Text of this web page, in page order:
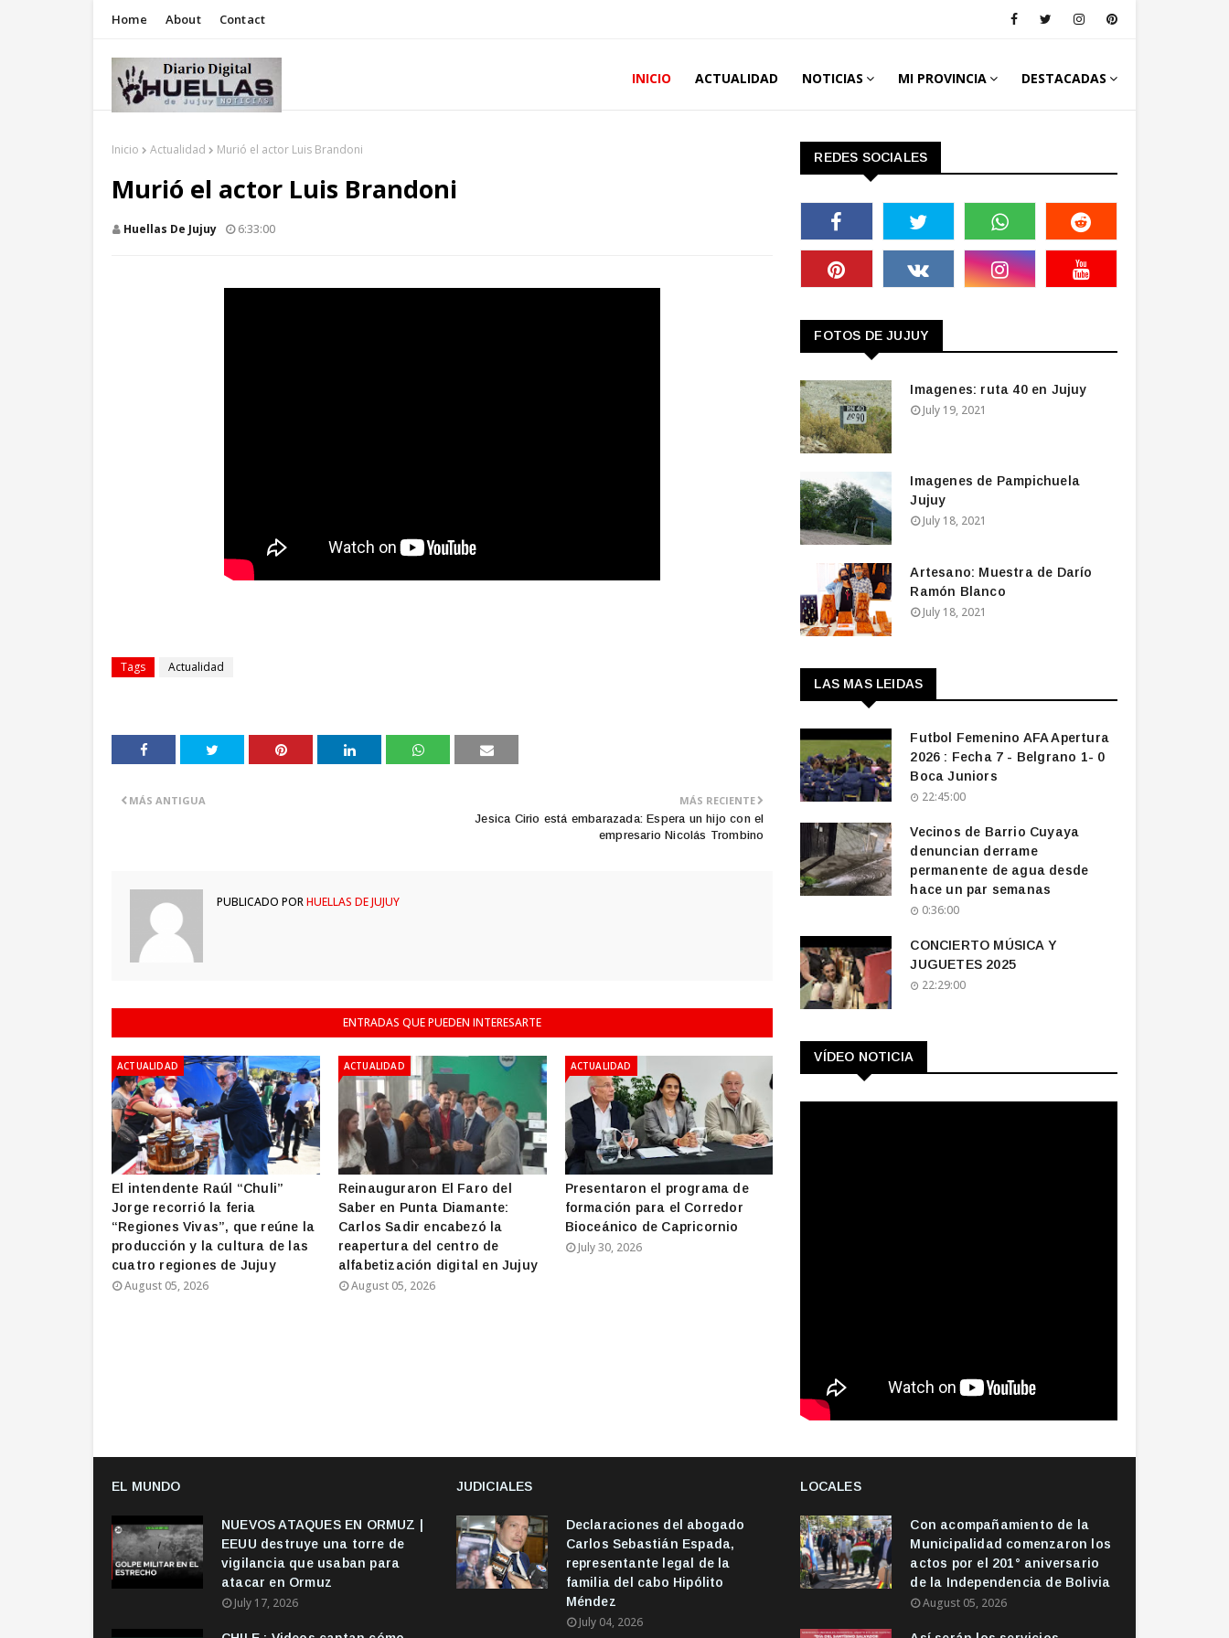
Home About Contact
INICIO ACTUALIDAD NOTICIAS MI PROVINCIA DESTACADAS
Inicio Actualidad Murió el actor Luis Brandoni
Murió el actor Luis Brandoni
Huellas De Jujuy 6:33:00
Tags Actualidad
MÁS RECIENTE
Jesica Cirio está embarazada: Espera un hijo con el
empresario Nicolás Trombino
MÁS ANTIGUA
PUBLICADO PORHUELLAS DE JUJUY
ENTRADAS QUE PUEDEN INTERESARTE
ACTUALIDAD
El intendente Raúl “Chuli”
Jorge recorrió la feria
“Regiones Vivas”, que reúne la
producción y la cultura de las
cuatro regiones de Jujuy
August 05, 2026
ACTUALIDAD
Reinauguraron El Faro del
Saber en Punta Diamante:
Carlos Sadir encabezó la
reapertura del centro de
alfabetización digital en Jujuy
August 05, 2026
ACTUALIDAD
Presentaron el programa de
formación para el Corredor
Bioceánico de Capricornio
July 30, 2026
REDES SOCIALES
FOTOS DE JUJUY
Imagenes: ruta 40 en Jujuy
July 19, 2021
Imagenes de Pampichuela
Jujuy
July 18, 2021
Artesano: Muestra de Darío
Ramón Blanco
July 18, 2021
LAS MAS LEIDAS
Futbol Femenino AFA Apertura
2026 : Fecha 7 - Belgrano 1- 0
Boca Juniors
22:45:00
Vecinos de Barrio Cuyaya
denuncian derrame
permanente de agua desde
hace un par semanas
0:36:00
CONCIERTO MÚSICA Y
JUGUETES 2025
22:29:00
VÍDEO NOTICIA
EL MUNDO
NUEVOS ATAQUES EN ORMUZ |
EEUU destruye una torre de
vigilancia que usaban para
atacar en Ormuz
July 17, 2026
JUDICIALES
Declaraciones del abogado
Carlos Sebastián Espada,
representante legal de la
familia del cabo Hipólito
Méndez
July 04, 2026
LOCALES
Con acompañamiento de la
Municipalidad comenzaron los
actos por el 201° aniversario
de la Independencia de Bolivia
August 05, 2026